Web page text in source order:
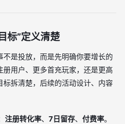
标”定义清楚
不是投放，而是先明确你要增长的
用户、更多首充玩家，还是更高
标拆清楚，后续的活动设计、内容
注册转化率、 7日留存、 付费率。